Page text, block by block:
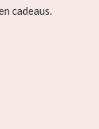
cadeaus.